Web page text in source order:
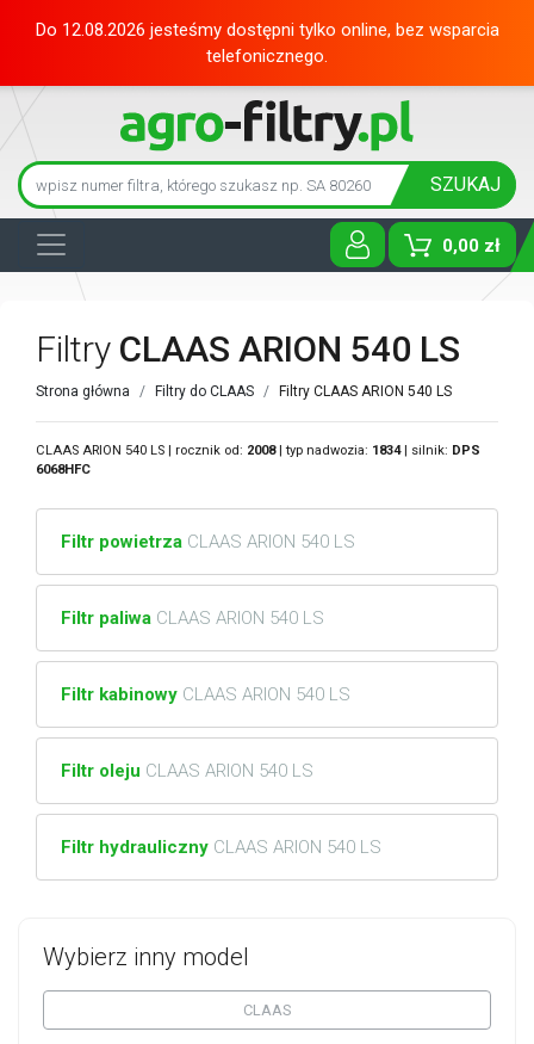
Do 12.08.2026 jesteśmy dostępni tylko online, bez wsparcia
telefonicznego.
SZUKAJ
0,00 zł
Toggle
Wybierz inny model
CLAAS
Filtry CLAAS ARION 540 LS
Strona główna Filtry do CLAAS Filtry CLAAS ARION 540 LS
CLAAS ARION 540 LS | rocznik od: 2008| typ nadwozia: 1834| silnik: DPS
6068HFC
Filtr powietrza CLAAS ARION 540 LS
Filtr paliwa CLAAS ARION 540 LS
Filtr kabinowy CLAAS ARION 540 LS
Filtr oleju CLAAS ARION 540 LS
Filtr hydrauliczny CLAAS ARION 540 LS